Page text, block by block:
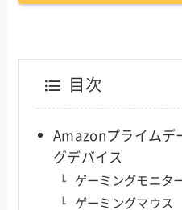
目次
Amazonプライムデ
グデバイス
ゲーミングモニタ
ゲーミングマウス